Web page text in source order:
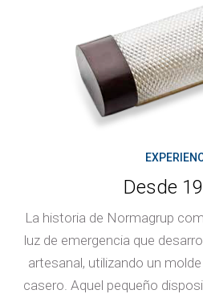
Desde
La historia de Normagrup
luz de emergencia que
artesanal, utilizando un
casero. Aquel pequeño